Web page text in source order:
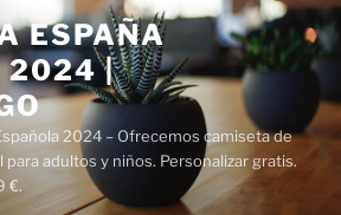
ESPAÑA
2024 |
2024 – Ofrecemos camiseta de
adultos y niños. Personalizar gratis.
€.